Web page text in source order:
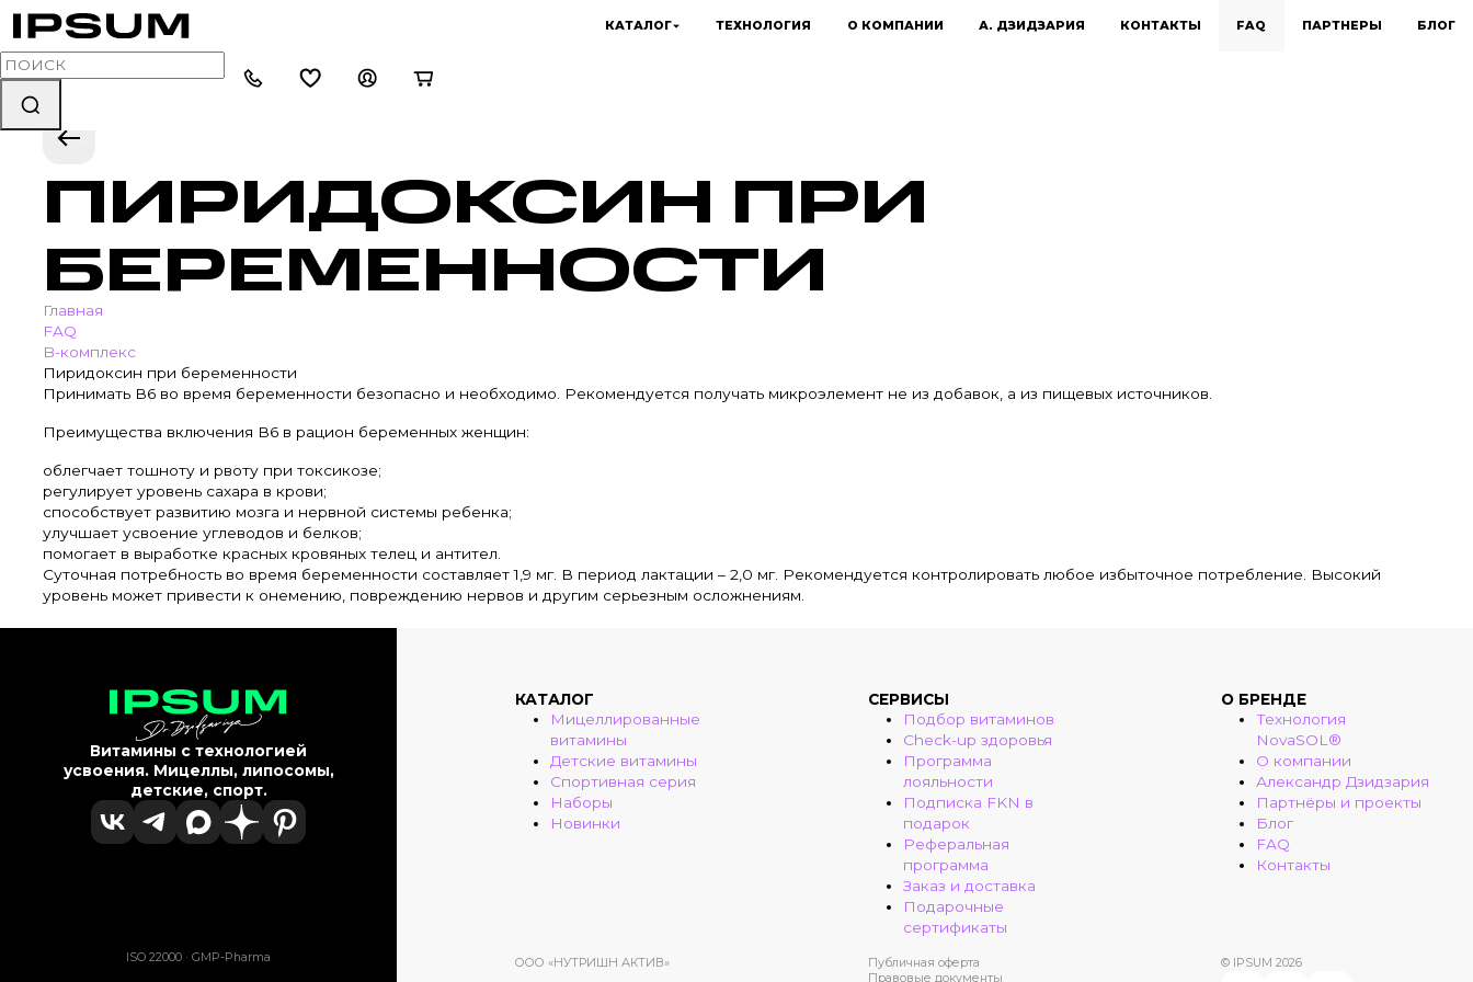
КАТАЛОГ ТЕХНОЛОГИЯ О КОМПАНИИ А. ДЗИДЗАРИЯ КОНТАКТЫ FAQ ПАРТНЕРЫ БЛОГ
ПИРИДОКСИН ПРИ
БЕРЕМЕННОСТИ
Главная
FAQ
B-комплекс
Пиридоксин при беременности
Принимать В6 во время беременности безопасно и необходимо. Рекомендуется получать микроэлемент не из добавок, а из пищевых источников.
Преимущества включения В6 в рацион беременных женщин:
облегчает тошноту и рвоту при токсикозе;
регулирует уровень сахара в крови;
способствует развитию мозга и нервной системы ребенка;
улучшает усвоение углеводов и белков;
помогает в выработке красных кровяных телец и антител.
Суточная потребность во время беременности составляет 1,9 мг. В период лактации – 2,0 мг. Рекомендуется контролировать любое избыточное потребление. Высокий
уровень может привести к онемению, повреждению нервов и другим серьезным осложнениям.
Витамины с технологией
усвоения. Мицеллы, липосомы,
детские, спорт.
ISO 22000 · GMP-Pharma
КАТАЛОГ
Мицеллированные
витамины
Детские витамины
Спортивная серия
Наборы
Новинки
СЕРВИСЫ
Подбор витаминов
Check-up здоровья
Программа
лояльности
Подписка FKN в
подарок
Реферальная
программа
Заказ и доставка
Подарочные
сертификаты
О БРЕНДЕ
Технология
NovaSOL®
О компании
Александр Дзидзария
Партнёры и проекты
Блог
FAQ
Контакты
ООО «НУТРИШН АКТИВ»
Публичная оферта
Правовые документы
© IPSUM 2026